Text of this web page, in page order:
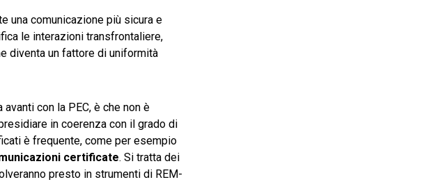
una comunicazione più sicura e
le interazioni transfrontaliere,
diventa un fattore di uniformità
con la PEC, è che non è
in coerenza con il grado di
è frequente, come per esempio
certificate. Si tratta dei
presto in strumenti di REM-